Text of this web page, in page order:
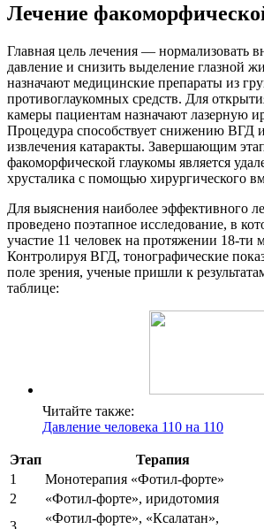
Лечение
Главная цель лечения — нормализовать
давление и снизить выделение глазной
назначают медицинские препараты из
противоглаукомных средств. Для
камеры пациентам назначают лазерную
Процедура способствует снижению ВГД
извлечения катаракты. Завершающим
факоморфической глаукомы является
хрусталика с помощью хирургического
Для выяснения наиболее эффективного
проведено поэтапное исследование, в
участие 11 человек на протяжении 18-ти
Контролируя ВГД, тонографические
поле зрения, ученые пришли к
таблице:
Читайте также:
Давление человека 110 на 110
Этап Терапия
1
Монотерапия «Фотил-форте»
2
«Фотил-форте», иридотомия
3
«Фотил-форте», «Ксалатан»,